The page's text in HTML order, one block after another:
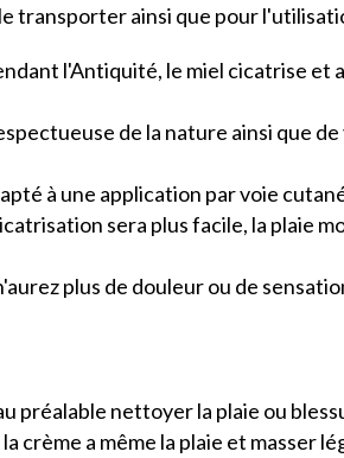
transporter ainsi que pour
l'Antiquité, le miel cicatrise
de la nature ainsi que
à une application par voie
sera plus facile, la plaie
plus de douleur ou de
préalable nettoyer la plaie ou
crème a même la plaie et masser